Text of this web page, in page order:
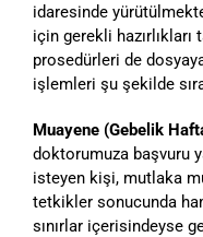
idaresinde
için gerekli
prosedürleri de
işlemleri şu şekilde
Muayene (Gebelik
doktorumuza başvuru
isteyen kişi, mutlaka
tetkikler sonucunda
sınırlar içerisindeyse